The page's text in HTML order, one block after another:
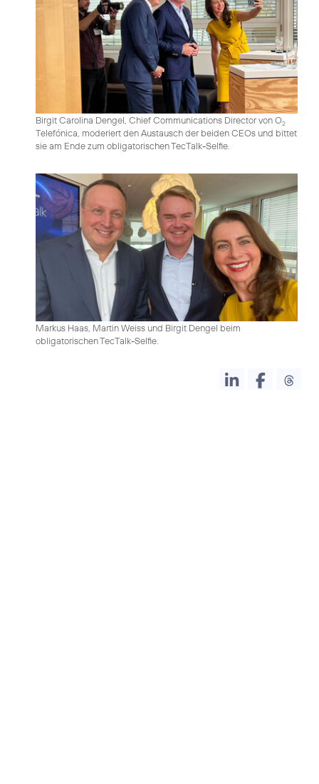
Birgit Carolina Dengel, Chief Communications Director von O2
Telefónica, moderiert den Austausch der beiden CEOs und bittet
sie am Ende zum obligatorischen TecTalk-Selfie.
Markus Haas, Martin Weiss und Birgit Dengel beim
obligatorischen TecTalk-Selfie.